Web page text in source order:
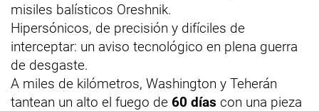
misiles balísticos Oreshnik.
Hipersónicos, de precisión y difíciles de
interceptar: un aviso tecnológico en plena guerra
de desgaste.
A miles de kilómetros, Washington y Teherán
tantean un alto el fuego de 60 días con una pieza